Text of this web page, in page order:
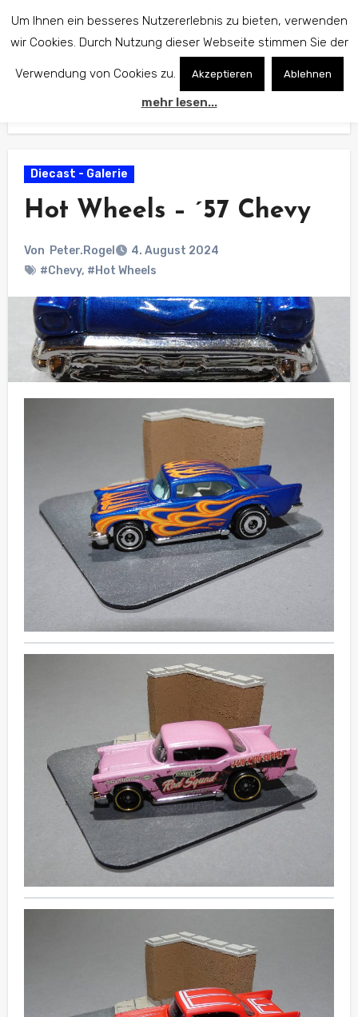
Diecast - Galerie
Hot Wheels – ´57 Chevy
Von Peter.Rogel
4. August 2024
#Chevy, #Hot Wheels
Um Ihnen ein besseres Nutzererlebnis zu bieten, verwenden
wir Cookies. Durch Nutzung dieser Webseite stimmen Sie der
Verwendung von Cookies zu. Akzeptieren Ablehnen
mehr lesen...